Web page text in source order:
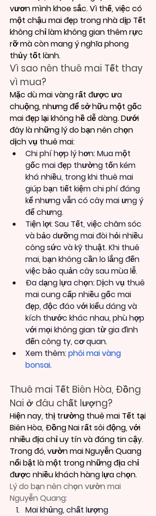
vươn mình khoe sắc. Vì thế, việc có
một chậu mai đẹp trong nhà dịp Tết
không chỉ làm không gian thêm rực
rỡ mà còn mang ý nghĩa phong
thủy tốt lành.
Vì sao nên thuê mai Tết thay
vì mua?
Mặc dù mai vàng rất được ưa
chuộng, nhưng để sở hữu một gốc
mai đẹp lại không hề dễ dàng. Dưới
đây là những lý do bạn nên chọn
dịch vụ thuê mai:
Chi phí hợp lý hơn: Mua một
gốc mai đẹp thường tốn kém
khá nhiều, trong khi thuê mai
giúp bạn tiết kiệm chi phí đáng
kể nhưng vẫn có cây mai ưng ý
để chưng.
Tiện lợi: Sau Tết, việc chăm sóc
và bảo dưỡng mai đòi hỏi nhiều
công sức và kỹ thuật. Khi thuê
mai, bạn không cần lo lắng đến
việc bảo quản cây sau mùa lễ.
Đa dạng lựa chọn: Dịch vụ thuê
mai cung cấp nhiều gốc mai
đẹp, độc đáo với kiểu dáng và
kích thước khác nhau, phù hợp
với mọi không gian từ gia đình
đến công ty, cơ quan.
Xem thêm: phôi mai vàng
bonsai.
Thuê mai Tết Biên Hòa, Đồng
Nai ở đâu chất lượng?
Hiện nay, thị trường thuê mai Tết tại
Biên Hòa, Đồng Nai rất sôi động, với
nhiều địa chỉ uy tín và đáng tin cậy.
Trong đó, vườn mai Nguyễn Quang
nổi bật là một trong những địa chỉ
được nhiều khách hàng lựa chọn.
Lý do bạn nên chọn vườn mai
Nguyễn Quang:
Mai khủng, chất lượng